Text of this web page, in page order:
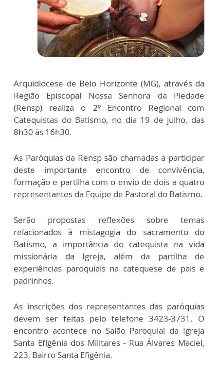
Arquidiocese de Belo Horizonte (MG), através da
Região Episcopal Nossa Senhora da Piedade
(Rensp) realiza o 2º Encontro Regional com
Catequistas do Batismo, no dia 19 de julho, das
8h30 às 16h30.
As Paróquias da Rensp são chamadas a participar
deste importante encontro de convivência,
formação e partilha com o envio de dois a quatro
representantes da Equipe de Pastoral do Batismo.
Serão propostas reflexões sobre temas
relacionados à mistagogia do sacramento do
Batismo, a importância do catequista na vida
missionária da Igreja, além da partilha de
experiências paroquiais na catequese de pais e
padrinhos.
As inscrições dos representantes das paróquias
devem ser feitas pelo telefone 3423-3731. O
encontro acontece no Salão Paroquial da Igreja
Santa Efigênia dos Militares - Rua Álvares Maciel,
223, Bairro Santa Efigênia.